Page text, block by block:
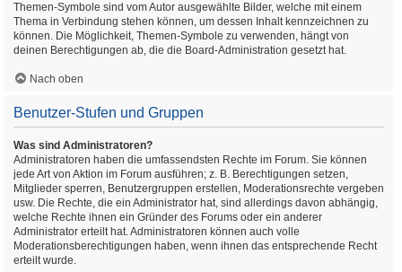
Themen-Symbole sind vom Autor ausgewählte Bilder, welche mit einem
Thema in Verbindung stehen können, um dessen Inhalt kennzeichnen zu
können. Die Möglichkeit, Themen-Symbole zu verwenden, hängt von
deinen Berechtigungen ab, die die Board-Administration gesetzt hat.
Nach oben
Benutzer-Stufen und Gruppen
Was sind Administratoren?
Administratoren haben die umfassendsten Rechte im Forum. Sie können
jede Art von Aktion im Forum ausführen; z. B. Berechtigungen setzen,
Mitglieder sperren, Benutzergruppen erstellen, Moderationsrechte vergeben
usw. Die Rechte, die ein Administrator hat, sind allerdings davon abhängig,
welche Rechte ihnen ein Gründer des Forums oder ein anderer
Administrator erteilt hat. Administratoren können auch volle
Moderationsberechtigungen haben, wenn ihnen das entsprechende Recht
erteilt wurde.